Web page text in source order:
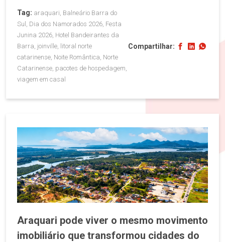
Tag: araquari, Balneário Barra do
Sul, Dia dos Namorados 2026, Festa
Junina 2026, Hotel Bandeirantes da
Barra, joinville, litoral norte
catarinense, Noite Romântica, Norte
Catarinense, pacotes de hospedagem,
viagem em casal
Compartilhar:
Araquari pode viver o mesmo movimento
imobiliário que transformou cidades do